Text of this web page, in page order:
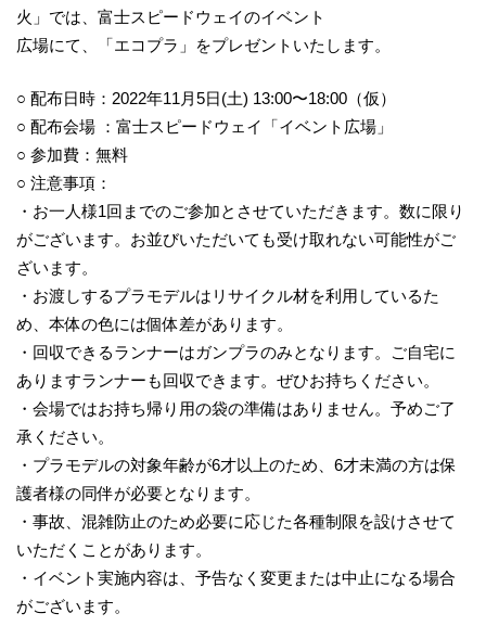
火」では、富士スピードウェイのイベント
広場にて、「エコプラ」をプレゼントいたします。
○ 配布日時：2022年11月5日(土) 13:00〜18:00（仮）
○ 配布会場 ：富士スピードウェイ「イベント広場」
○ 参加費：無料
○ 注意事項：
・お一人様1回までのご参加とさせていただきます。数に限り
がございます。お並びいただいても受け取れない可能性がご
ざいます。
・お渡しするプラモデルはリサイクル材を利用しているた
め、本体の色には個体差があります。
・回収できるランナーはガンプラのみとなります。ご自宅に
ありますランナーも回収できます。ぜひお持ちください。
・会場ではお持ち帰り用の袋の準備はありません。予めご了
承ください。
・プラモデルの対象年齢が6才以上のため、6才未満の方は保
護者様の同伴が必要となります。
・事故、混雑防止のため必要に応じた各種制限を設けさせて
いただくことがあります。
・イベント実施内容は、予告なく変更または中止になる場合
がございます。